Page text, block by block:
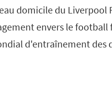
domicile du Liverpool
envers le football
d'entraînement des